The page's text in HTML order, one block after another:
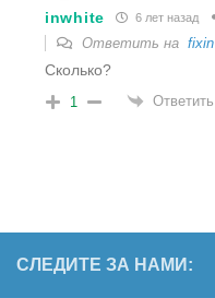
inwhite 6 лет назад
Ответить на fixin
Сколько?
1 Ответить
СЛЕДИТЕ ЗА НАМИ: